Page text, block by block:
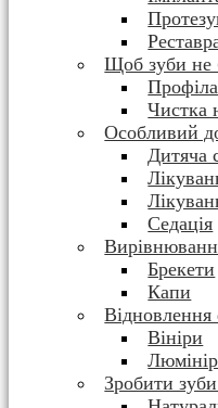
Щоб зуби не
Чистка
Особливий
Дитяча
Седація
Брекети
Капи
Відновлення
Вініри
Зробити